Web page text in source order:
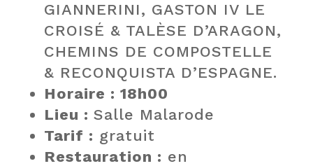
GIANNERINI, GASTON IV LE
CROISÉ & TALÈSE D’ARAGON,
CHEMINS DE COMPOSTELLE
& RECONQUISTA D’ESPAGNE.
Horaire : 18h00
Lieu : Salle Malarode
Tarif : gratuit
Restauration : en